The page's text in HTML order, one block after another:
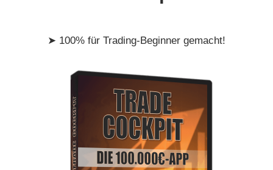
➤ 100% für Trading-Beginner gemacht!